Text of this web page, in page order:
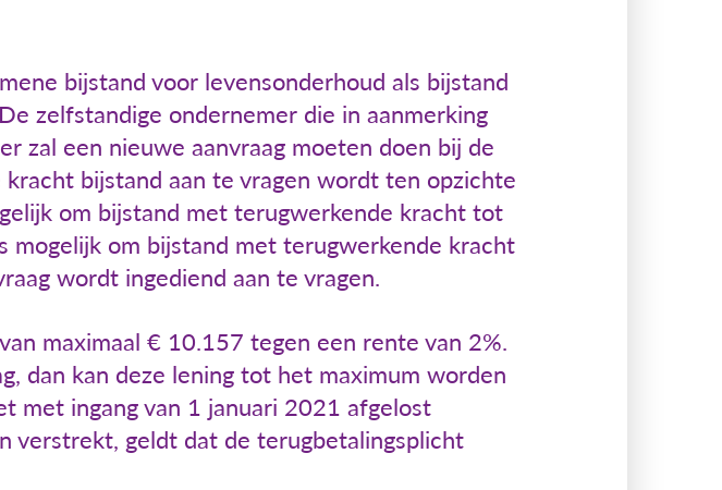
bijstand voor levensonderhoud als bijstand
zelfstandige ondernemer die in aanmerking
zal een nieuwe aanvraag moeten doen bij de
bijstand aan te vragen wordt ten opzichte
om bijstand met terugwerkende kracht tot
mogelijk om bijstand met terugwerkende kracht
wordt ingediend aan te vragen.
maximaal € 10.157 tegen een rente van 2%.
dan kan deze lening tot het maximum worden
met ingang van 1 januari 2021 afgelost
verstrekt, geldt dat de terugbetalingsplicht